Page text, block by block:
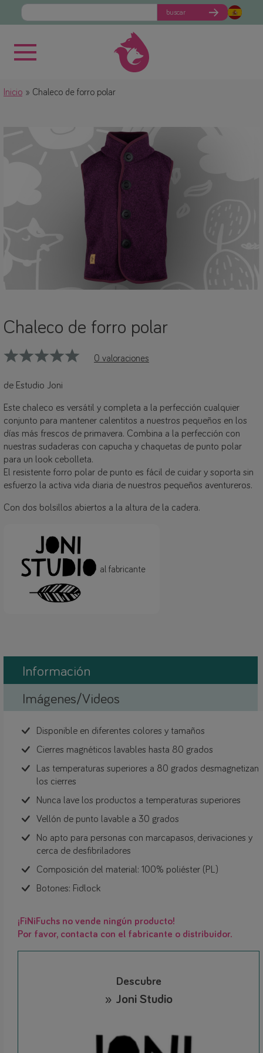
buscar
Inicio Chaleco de forro polar
Chaleco de forro polar
0 valoraciones
de Estudio Joni
Este chaleco es versátil y completa a la perfección cualquier
conjunto para mantener calentitos a nuestros pequeños en los
días más frescos de primavera. Combina a la perfección con
nuestras sudaderas con capucha y chaquetas de punto polar
para un look cebolleta.
El resistente forro polar de punto es fácil de cuidar y soporta sin
esfuerzo la activa vida diaria de nuestros pequeños aventureros.
Con dos bolsillos abiertos a la altura de la cadera.
al fabricante
Información
Imágenes/Videos
Disponible en diferentes colores y tamaños
Cierres magnéticos lavables hasta 80 grados
Las temperaturas superiores a 80 grados desmagnetizan
los cierres
Nunca lave los productos a temperaturas superiores
Vellón de punto lavable a 30 grados
No apto para personas con marcapasos, derivaciones y
cerca de desfibriladores
Composición del material: 100% poliéster (PL)
Botones: Fidlock
¡FiNiFuchs no vende ningún producto!
Por favor, contacta con el fabricante o distribuidor.
Descubre
» Joni Studio